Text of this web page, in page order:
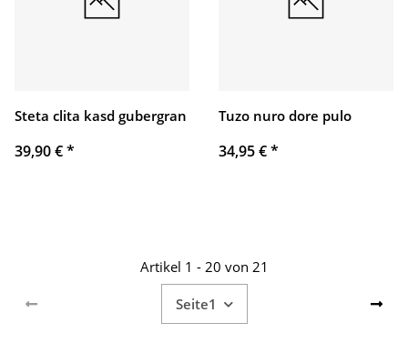
Steta clita kasd gubergran
39,90 €*
Tuzo nuro dore pulo
34,95 €*
Artikel 1 - 20 von 21
Seite1